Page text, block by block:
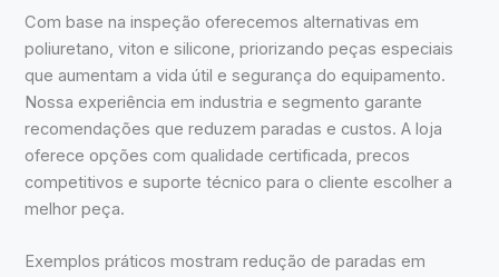
Com base na inspeção oferecemos alternativas em
poliuretano, viton e silicone, priorizando peças especiais
que aumentam a vida útil e segurança do equipamento.
Nossa experiência em industria e segmento garante
recomendações que reduzem paradas e custos. A loja
oferece opções com qualidade certificada, precos
competitivos e suporte técnico para o cliente escolher a
melhor peça.
Exemplos práticos mostram redução de paradas em